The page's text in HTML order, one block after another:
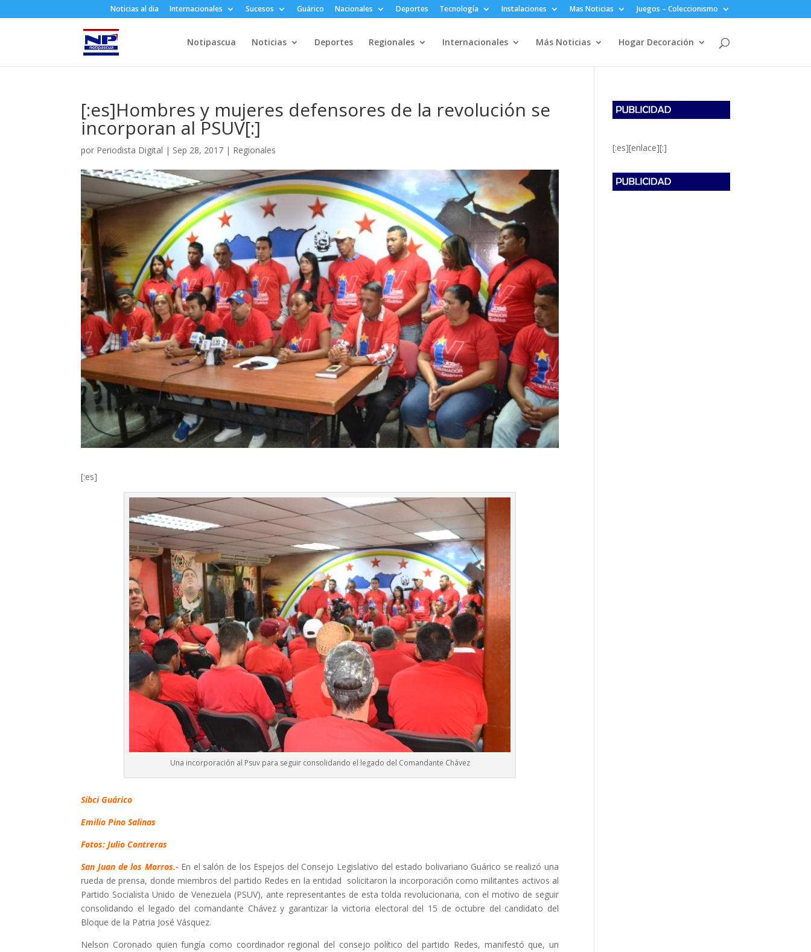
Noticias al dia Internacionales Sucesos Guárico Nacionales Deportes Tecnología Instalaciones Mas Noticias Juegos – Coleccionismo
Notipascua Noticias Deportes Regionales Internacionales Más Noticias Hogar Decoración
[:es]Hombres y mujeres defensores de la revolución se
incorporan al PSUV[:]
por Periodista Digital | Sep 28, 2017 | Regionales
[:es]
Una incorporación al Psuv para seguir consolidando el legado del Comandante Chávez
Sibci Guárico
Emilio Pino Salinas
Fotos: Julio Contreras
San Juan de los Morros.- En el salón de los Espejos del Consejo Legislativo del estado bolivariano Guárico se realizó una
rueda de prensa, donde miembros del partido Redes en la entidad solicitaron la incorporación como militantes activos al
Partido Socialista Unido de Venezuela (PSUV), ante representantes de esta tolda revolucionaria, con el motivo de seguir
consolidando el legado del comandante Chávez y garantizar la victoria electoral del 15 de octubre del candidato del
Bloque de la Patria José Vásquez.
Nelson Coronado quien fungía como coordinador regional del consejo político del partido Redes, manifestó que, un
[:es][enlace][:]